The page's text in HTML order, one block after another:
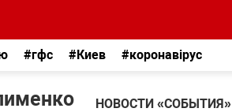
#гфс #Киев #коронавірус
НОВОСТИ «СОБЫТИЯ»